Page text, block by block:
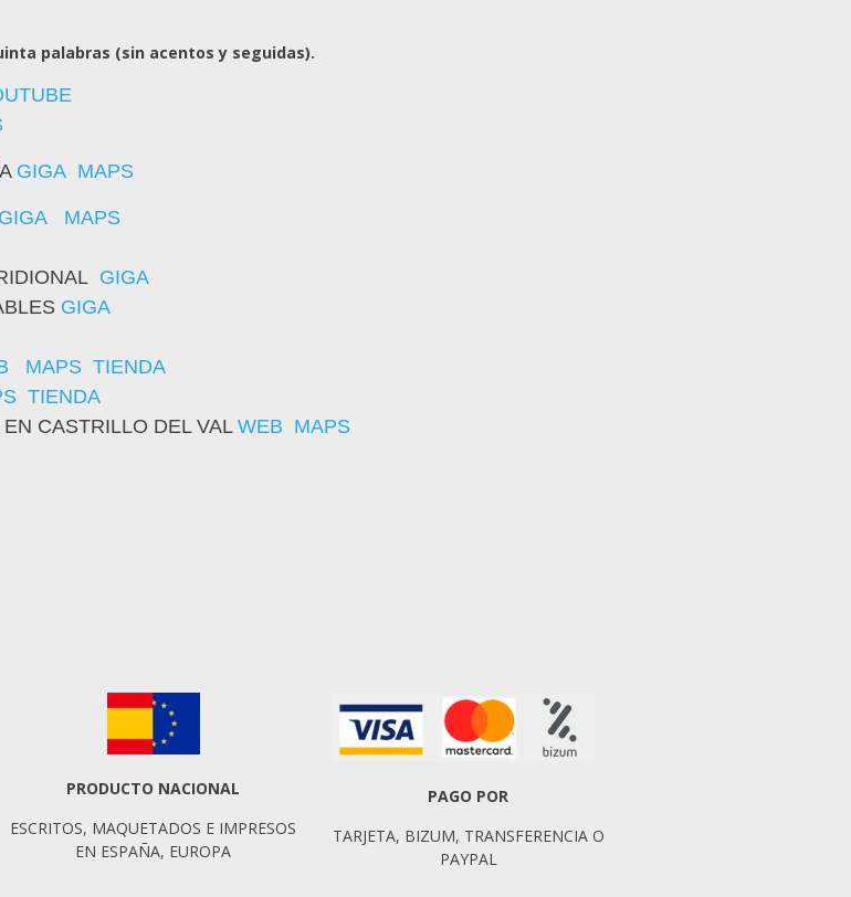
palabras (sin acentos y seguidas).
GIGA MAPS
GIGA
MAPS
GIGA
GIGA
MAPS TIENDA
TIENDA
CASTRILLO DEL VAL WEB MAPS
PRODUCTO NACIONAL
ESCRITOS, MAQUETADOS E IMPRESOS
EN ESPAÑA, EUROPA
PAGO POR
TARJETA, BIZUM, TRANSFERENCIA O
PAYPAL